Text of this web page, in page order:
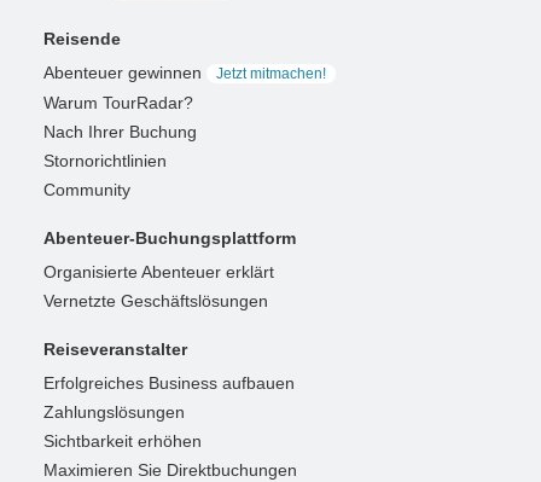
Reisende
Abenteuer gewinnen
Jetzt mitmachen!
Warum TourRadar?
Nach Ihrer Buchung
Stornorichtlinien
Community
Abenteuer-Buchungsplattform
Organisierte Abenteuer erklärt
Vernetzte Geschäftslösungen
Reiseveranstalter
Erfolgreiches Business aufbauen
Zahlungslösungen
Sichtbarkeit erhöhen
Maximieren Sie Direktbuchungen